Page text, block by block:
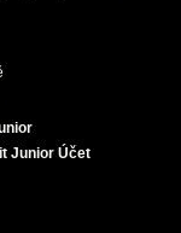
Junior Účet